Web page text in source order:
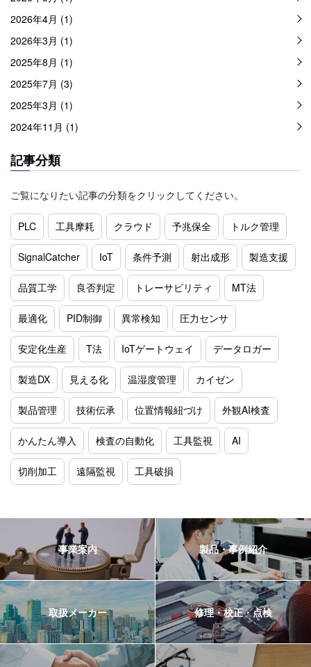
2026年4月 (1)
2026年3月 (1)
2025年8月 (1)
2025年7月 (3)
2025年3月 (1)
2024年11月 (1)
記事分類
ご覧になりたい記事の分類をクリックしてください。
PLC 工具摩耗 クラウド 予兆保全 トルク管理
SignalCatcher IoT 条件予測 射出成形 製造支援
品質工学 良否判定 トレーサビリティ MT法
最適化 PID制御 異常検知 圧力センサ
安定化生産 T法 IoTゲートウェイ データロガー
製造DX 見える化 温湿度管理 カイゼン
製品管理 技術伝承 位置情報紐づけ 外観AI検査
かんたん導入 検査の自動化 工具監視 AI
切削加工 遠隔監視 工具破損
事業案内 製品・事例紹介
取扱メーカー 修理・校正・点検